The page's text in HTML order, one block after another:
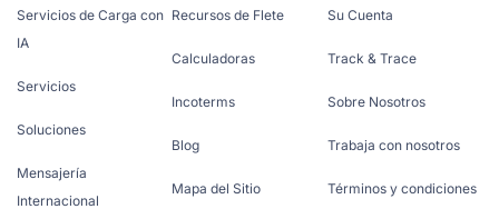
Servicios de Carga con
IA
Servicios
Soluciones
Mensajería
Internacional
Recursos de Flete
Calculadoras
Incoterms
Blog
Mapa del Sitio
Su Cuenta
Track & Trace
Sobre Nosotros
Trabaja con nosotros
Términos y condiciones